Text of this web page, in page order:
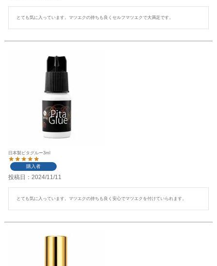
とても気に入っています。マツエクの持ちも良くセルフマツエクで大満足です。
日本製ピタグルー3ml
購入者
投稿日 2024/11/11
とても気に入っています。マツエクの持ちも良く安心でマツエクを付けていられます。